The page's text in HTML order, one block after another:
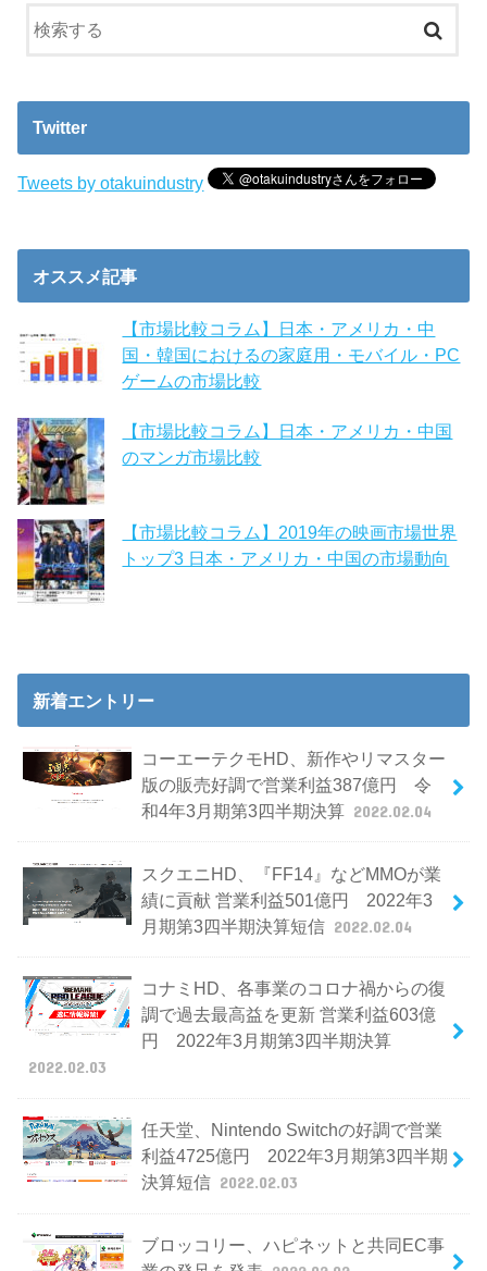
Twitter
Tweets by otakuindustry
オススメ記事
【市場比較コラム】日本・アメリカ・中
国・韓国におけるの家庭用・モバイル・PC
ゲームの市場比較
【市場比較コラム】日本・アメリカ・中国
のマンガ市場比較
【市場比較コラム】2019年の映画市場世界
トップ3 日本・アメリカ・中国の市場動向
新着エントリー
コーエーテクモHD、新作やリマスター
版の販売好調で営業利益387億円 令
和4年3月期第3四半期決算 2022.02.04
スクエニHD、『FF14』などMMOが業
績に貢献 営業利益501億円 2022年3
月期第3四半期決算短信 2022.02.04
コナミHD、各事業のコロナ禍からの復
調で過去最高益を更新 営業利益603億
円 2022年3月期第3四半期決算
2022.02.03
任天堂、Nintendo Switchの好調で営業
利益4725億円 2022年3月期第3四半期
決算短信 2022.02.03
ブロッコリー、ハピネットと共同EC事